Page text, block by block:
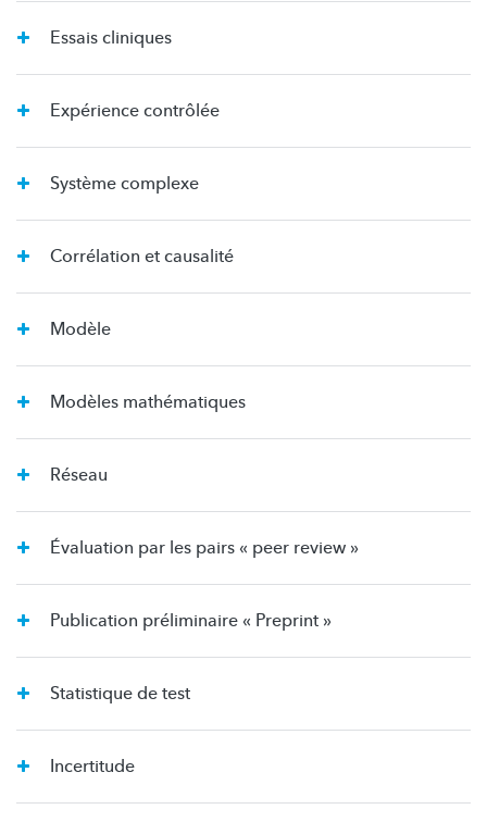
Essais cliniques
Expérience contrôlée
Système complexe
Corrélation et causalité
Modèle
Modèles mathématiques
Réseau
Évaluation par les pairs « peer review »
Publication préliminaire « Preprint »
Statistique de test
Incertitude